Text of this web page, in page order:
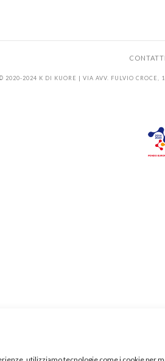
CONTATTI
2020-2024 K DI KUORE | VIA AVV. FULVIO